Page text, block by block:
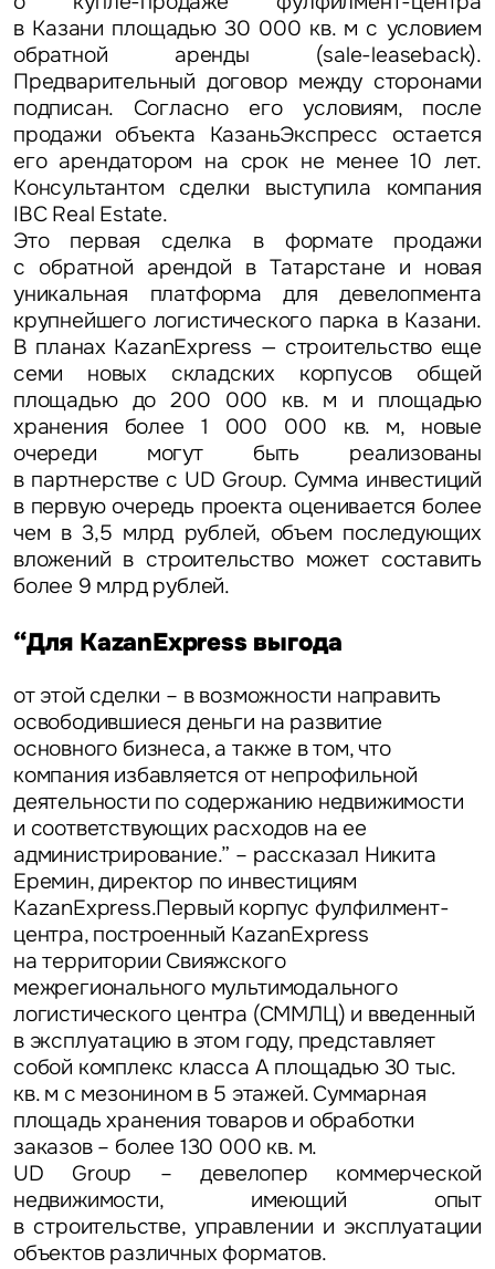
в Казани площадью 30 000 кв. м с условием
обратной аренды (sale-leaseback).
Предварительный договор между сторонами
подписан. Согласно его условиям, после
продажи объекта КазаньЭкспресс остается
его арендатором на срок не менее 10 лет.
Консультантом сделки выступила компания
IBC Real Estate.
Это первая сделка в формате продажи
с обратной арендой в Татарстане и новая
уникальная платформа для девелопмента
крупнейшего логистического парка в Казани.
В планах KazanExpress — строительство еще
семи новых складских корпусов общей
площадью до 200 000 кв. м и площадью
хранения более 1 000 000 кв. м, новые
очереди могут быть реализованы
в партнерстве с UD Group. Сумма инвестиций
в первую очередь проекта оценивается более
чем в 3,5 млрд рублей, объем последующих
вложений в строительство может составить
более 9 млрд рублей.
“Для KazanExpress выгода
от этой сделки – в возможности направить
освободившиеся деньги на развитие
основного бизнеса, а также в том, что
компания избавляется от непрофильной
деятельности по содержанию недвижимости
и соответствующих расходов на ее
администрирование.” – рассказал Никита
Еремин, директор по инвестициям
KazanExpress.Первый корпус фулфилмент-
центра, построенный KazanExpress
на территории Свияжского
межрегионального мультимодального
логистического центра (СММЛЦ) и введенный
в эксплуатацию в этом году, представляет
собой комплекс класса А площадью 30 тыс.
кв. м с мезонином в 5 этажей. Суммарная
площадь хранения товаров и обработки
заказов – более 130 000 кв. м.
UD Group – девелопер коммерческой
недвижимости, имеющий опыт
в строительстве, управлении и эксплуатации
объектов различных форматов.